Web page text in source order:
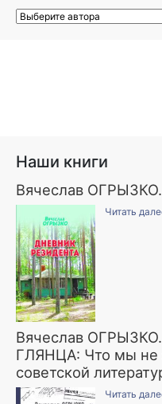
Наши книги
Вячеслав
Читать
Вячеслав
ГЛЯНЦА: Что мы не
советской
Читать